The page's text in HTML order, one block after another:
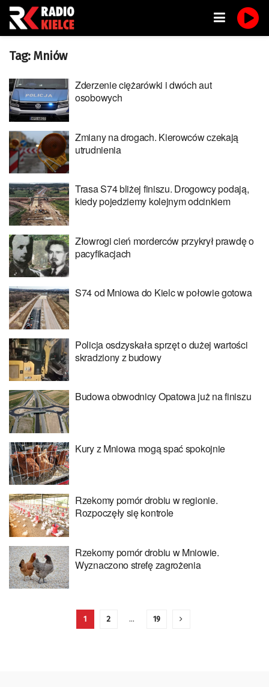
Tag: Mniów
Zderzenie ciężarówki i dwóch aut
osobowych
Zmiany na drogach. Kierowców czekają
utrudnienia
Trasa S74 bliżej finiszu. Drogowcy podają,
kiedy pojedziemy kolejnym odcinkiem
Złowrogi cień morderców przykrył prawdę o
pacyfikacjach
S74 od Mniowa do Kielc w połowie gotowa
Policja osdzyskała sprzęt o dużej wartości
skradziony z budowy
Budowa obwodnicy Opatowa już na finiszu
Kury z Mniowa mogą spać spokojnie
Rzekomy pomór drobiu w regionie.
Rozpoczęły się kontrole
Rzekomy pomór drobiu w Mniowie.
Wyznaczono strefę zagrożenia
1 2 … 19